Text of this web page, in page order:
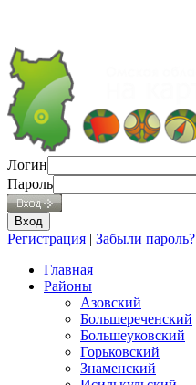
Логин
Пароль
Регистрация | Забыли пароль?
Главная
Районы
Азовский
Большереченский
Большеуковский
Горьковский
Знаменский